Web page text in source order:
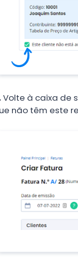
Volte à caixa de
não têm este